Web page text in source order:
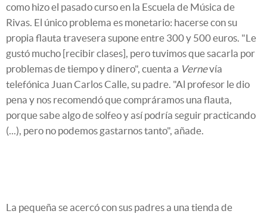
como hizo el pasado curso en la Escuela de Música de
Rivas. El único problema es monetario: hacerse con su
propia flauta travesera supone entre 300 y 500 euros. "Le
gustó mucho [recibir clases], pero tuvimos que sacarla por
problemas de tiempo y dinero", cuenta a Vernevía
telefónica Juan Carlos Calle, su padre. "Al profesor le dio
pena y nos recomendó que compráramos una flauta,
porque sabe algo de solfeo y así podría seguir practicando
(...), pero no podemos gastarnos tanto", añade.
La pequeña se acercó con sus padres a una tienda de